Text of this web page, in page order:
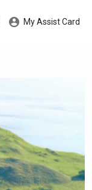
My Assist Card